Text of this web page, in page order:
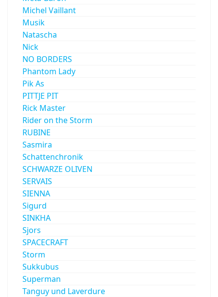
Michel Vaillant
Musik
Natascha
Nick
NO BORDERS
Phantom Lady
Pik As
PITTJE PIT
Rick Master
Rider on the Storm
RUBINE
Sasmira
Schattenchronik
SCHWARZE OLIVEN
SERVAIS
SIENNA
Sigurd
SINKHA
Sjors
SPACECRAFT
Storm
Sukkubus
Superman
Tanguy und Laverdure